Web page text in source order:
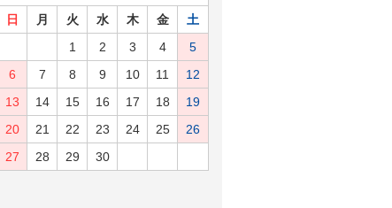
日
月 火 水 木 金
土
1
2 3 4
5
6
7 8 9 10 11
12
13
14 15 16 17 18
19
20
21 22 23 24 25
26
27
28 29 30